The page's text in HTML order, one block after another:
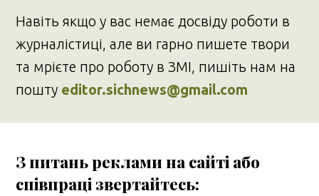
Навіть якщо у вас немає досвіду роботи в
журналістиці, але ви гарно пишете твори
та мрієте про роботу в ЗМІ, пишіть нам на
пошту editor.sichnews@gmail.com
З питань реклами на сайті або
співпраці звертайтесь: